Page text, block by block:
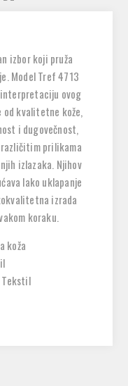
izbor koji pruža
Model Tref 4713
ovog
od kvalitetne kože,
i dugovečnost,
prilikama
izlazaka. Njihov
lako uklapanje
izrada
koraku.
koža